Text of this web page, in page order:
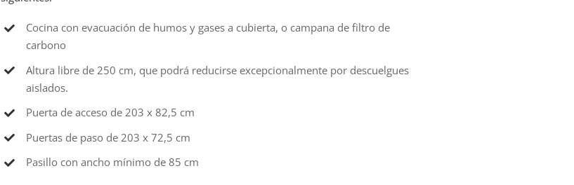
Cocina con evacuación de humos y gases a cubierta, o campana de filtro de
carbono
Altura libre de 250 cm, que podrá reducirse excepcionalmente por descuelgues
aislados.
Puerta de acceso de 203 x 82,5 cm
Puertas de paso de 203 x 72,5 cm
Pasillo con ancho mínimo de 85 cm